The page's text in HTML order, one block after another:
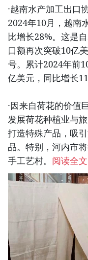
·越南水产加工出口
2024年10月，越南
比增长28%。这是
口额再次突破10亿
号。累计2024年前
亿美元，同比增长
·因来自荷花的价值
发展荷花种植业与
打造特殊产品，吸
品。特别，河内市
手工艺村。 阅读全文